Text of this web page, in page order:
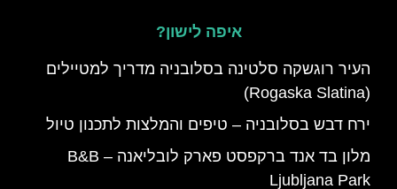
איפה לישון?
העיר רוגשקה סלטינה בסלובניה מדריך למטיילים
(Rogaska Slatina)
ירח דבש בסלובניה – טיפים והמלצות לתכנון טיול
מלון בד אנד ברקפסט פארק לובליאנה – B&B
Ljubljana Park